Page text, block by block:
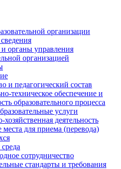
организации
органы управления
организацией
и педагогический состав
техническое обеспечение и
образовательного процесса
услуги
деятельность
для приема (перевода)
сотрудничество
стандарты и требования